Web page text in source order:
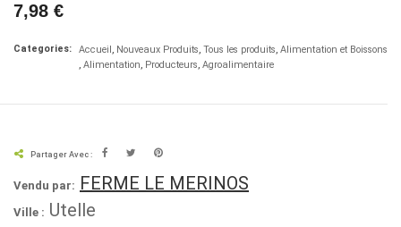
7,98 €
Categories: Accueil Nouveaux Produits Tous les produits Alimentation et Boissons
Alimentation
Producteurs Agroalimentaire
Partager Avec :
Vendu par: FERME LE MERINOS
Ville : Utelle